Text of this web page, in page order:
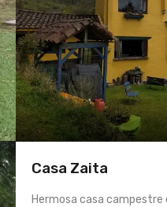
Casa Zaita
Hermosa casa campestre